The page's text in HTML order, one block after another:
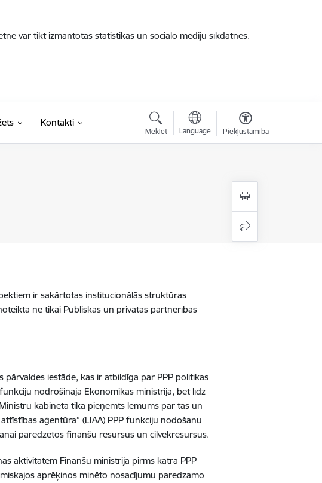
var tikt izmantotas statistikas un sociālo mediju sīkdatnes.
Kontakti
Meklēt Language Piekļūstamība
ir sakārtotas institucionālās struktūras
ne tikai Publiskās un privātās partnerības
iestāde, kas ir atbildīga par PPP politikas
nodrošināja Ekonomikas ministrija, bet līdz
kabinetā tika pieņemts lēmums par tās un
aģentūra” (LIAA) PPP funkciju nodošanu
paredzētos finanšu resursus un cilvēkresursus.
aktivitātēm Finanšu ministrija pirms katra PPP
aprēķinos minēto nosacījumu paredzamo